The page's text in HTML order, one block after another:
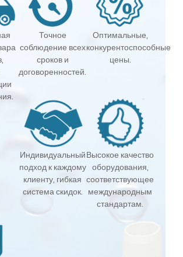
Точное
соблюдение всех
сроков и
договоренностей.
Оптимальные,
конкурентоспособные
цены.
Индивидуальный
подход к каждому
клиенту, гибкая
система скидок.
Высокое качество
оборудования,
соответствующее
международным
стандартам.